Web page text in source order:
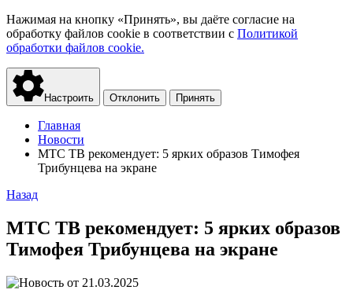
Нажимая на кнопку «Принять», вы даёте согласие на
обработку файлов cookie в соответствии с Политикой
обработки файлов cookie.
Настроить Отклонить Принять
Главная
Новости
МТС ТВ рекомендует: 5 ярких образов Тимофея
Трибунцева на экране
Назад
МТС ТВ рекомендует: 5 ярких образов
Тимофея Трибунцева на экране
21.03.2025